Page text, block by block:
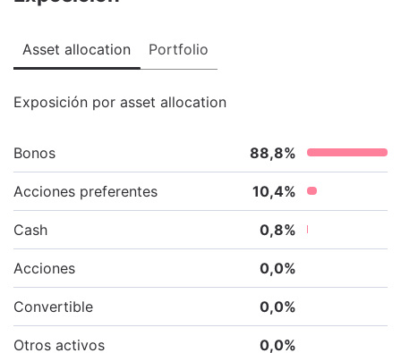
Asset allocation Portfolio
Exposición por asset allocation
Bonos 88,8%
Acciones preferentes 10,4%
Cash 0,8%
Acciones 0,0%
Convertible 0,0%
Otros activos 0,0%